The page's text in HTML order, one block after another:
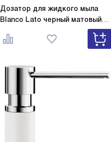
Дозатор для жидкого мыла
Blanco Lato черный матовый
Lato черный матовый 525789